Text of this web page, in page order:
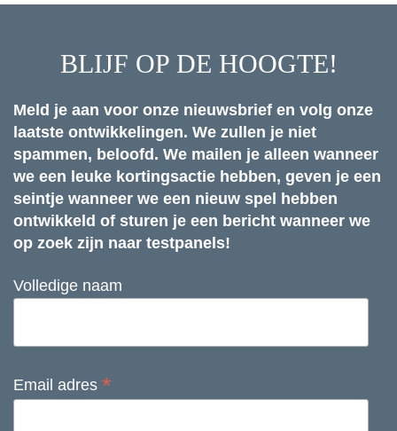
BLIJF OP DE HOOGTE!
Meld je aan voor onze nieuwsbrief en volg onze
laatste ontwikkelingen. We zullen je niet
spammen, beloofd. We mailen je alleen wanneer
we een leuke kortingsactie hebben, geven je een
seintje wanneer we een nieuw spel hebben
ontwikkeld of sturen je een bericht wanneer we
op zoek zijn naar testpanels!
Volledige naam
Email adres *